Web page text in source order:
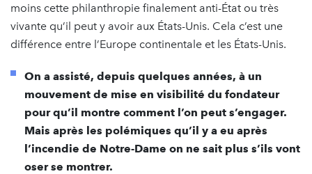
moins cette philanthropie finalement anti-État ou très
vivante qu’il peut y avoir aux États-Unis. Cela c’est une
différence entre l’Europe continentale et les États-Unis.
On a assisté, depuis quelques années, à un
mouvement de mise en visibilité du fondateur
pour qu’il montre comment l’on peut s’engager.
Mais après les polémiques qu’il y a eu après
l’incendie de Notre-Dame on ne sait plus s’ils vont
oser se montrer.